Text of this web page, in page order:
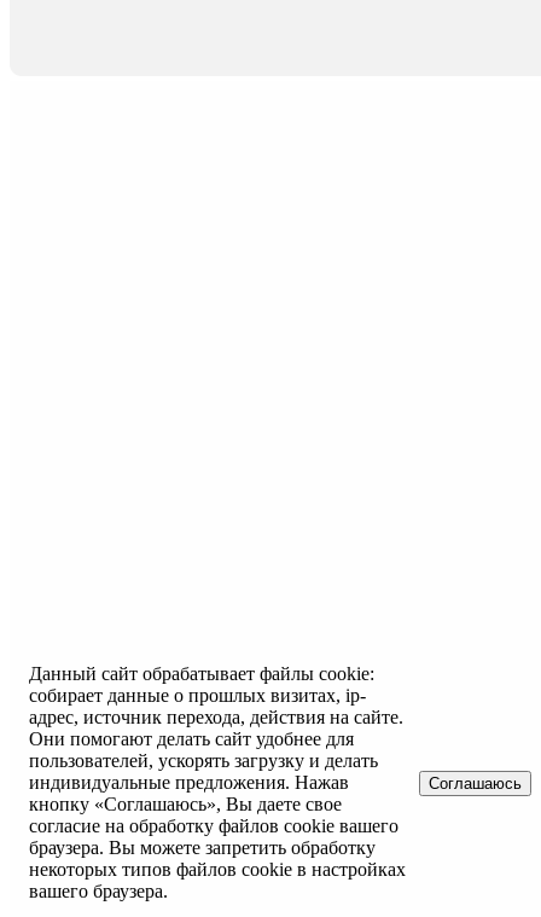
Данный сайт обрабатывает файлы cookie:
собирает данные о прошлых визитах, ip-
адрес, источник перехода, действия на сайте.
Они помогают делать сайт удобнее для
пользователей, ускорять загрузку и делать
индивидуальные предложения. Нажав
кнопку «Соглашаюсь», Вы даете свое
согласие на обработку файлов cookie вашего
браузера. Вы можете запретить обработку
некоторых типов файлов cookie в настройках
вашего браузера.
Соглашаюсь